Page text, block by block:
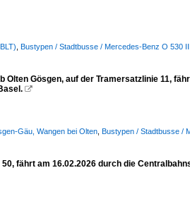
Bustypen / Stadtbusse / Mercedes-Benz O 530
Olten Gösgen, auf der Tramersatzlinie 11,

Gäu, Wangen bei Olten Bustypen / Stadtbusse /
fährt am 16.02.2026 durch die